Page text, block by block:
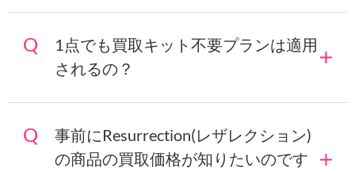
1点でも買取キット不要プランは適用
されるの？
事前にResurrection(レザレクション)
の商品の買取価格が知りたいのです